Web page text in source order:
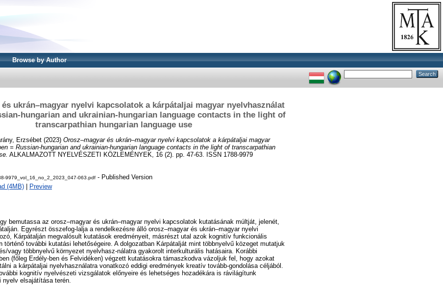
Browse by Author
ukrán–magyar nyelvi kapcsolatok a kárpátaljai magyar nyelvhasználat
hungarian and ukrainian-hungarian language contacts in the light of
transcarpathian hungarian language use
Erzsébet (2023) Orosz–magyar és ukrán–magyar nyelvi kapcsolatok a kárpátaljai magyar
= Russian-hungarian and ukrainian-hungarian language contacts in the light of transcarpathian
ALKALMAZOTT NYELVÉSZETI KÖZLEMÉNYEK, 16 (2). pp. 47-63. ISSN 1788-9979
9979_vol_16_no_2_2023_047-063.pdf - Published Version
(4MB)
Preview
bemutassa az orosz–magyar és ukrán–magyar nyelvi kapcsolatok kutatásának múltját, jelenét,
Egyrészt összefog-lalja a rendelkezésre álló orosz–magyar és ukrán–magyar nyelvi
Kárpátalján megvalósult kutatások eredményeit, másrészt utal azok kognitív funkcionális
történő további kutatási lehetőségeire. A dolgozatban Kárpátalját mint többnyelvű közeget mutatjuk
vagy többnyelvű környezet nyelvhasz-nálatra gyakorolt interkulturális hatásaira. Korábbi
(főleg Erdély-ben és Felvidéken) végzett kutatásokra támaszkodva vázoljuk fel, hogy azokat
a kárpátaljai nyelvhasználatra vonatkozó eddigi eredmények kreatív tovább-gondolása céljából.
kognitív nyelvészeti vizsgálatok előnyeire és lehetséges hozadékára is rávilágítunk
nyelv elsajátítása terén.